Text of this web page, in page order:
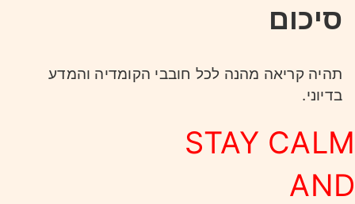
סיכום
תהיה קריאה מהנה לכל חובבי הקומדיה והמדע
בדיוני.
STAY CALM
AND